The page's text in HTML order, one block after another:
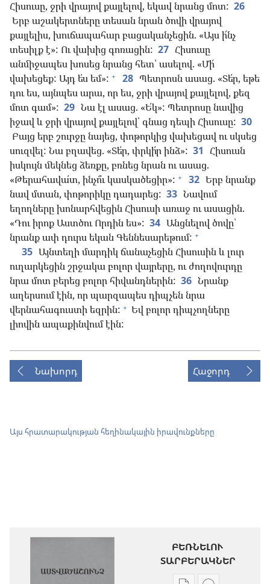
Հիսուսը, ջրի վրայով քայլելով, եկավ նրանց մոտ: 26
Երբ աշակերտները տեսան նրան ծովի վրայով
քայլելիս, խուճապահար բացականչեցին. «Այս ի՜նչ
տեսիլք է»: Ու վախից գոռացին: 27 Հիսուսը
անմիջապես խոսեց նրանց հետ՝ ասելով. «Մի՛
վախեցեք: Այդ ե՛ս եմ»: + 28 Պետրոսն ասաց. «Տե՛ր, եթե
դու ես, այնպես արա, որ ես, ջրի վրայով քայլելով, քեզ
մոտ գամ»: 29 Նա էլ ասաց. «Ե՛կ»: Պետրոսը նավից
իջավ և ջրի վրայով քայլելով՝ գնաց դեպի Հիսուսը: 30
Բայց երբ շուրջը նայեց, փոթորկից վախեցավ ու սկսեց
սուզվել: Նա բղավեց. «Տե՛ր, փրկի՛ր ինձ»: 31 Հիսուսն
իսկույն մեկնեց ձեռքը, բռնեց նրան ու ասաց.
«Թերահավա՛տ, ինչո՞ւ կասկածեցիր»: + 32 Երբ նրանք
նավ մտան, փոթորիկը դադարեց: 33 Նավում
եղողները խոնարհվեցին Հիսուսի առաջ ու ասացին.
«Դու իրոք Աստծու Որդին ես»: 34 Անցնելով ծովը՝
նրանք ափ դուրս եկան Գեննեսարեթում: +
35 Այնտեղի մարդիկ ճանաչեցին Հիսուսին և լուր
ուղարկեցին շրջակա բոլոր վայրերը, ու ժողովուրդը
նրա մոտ բերեց բոլոր հիվանդներին: 36 Նրանք
աղերսում էին, որ պարզապես դիպչեն նրա
վերնահագուստի եզրին: + Եվ բոլոր դիպչողները
լիովին ապաքինվում էին:
Նախորդ Հաջորդ
Այս հրատարակության հեղինակային իրավունքները
ԲԵՌՆԵԼՈՒ
ՏԱՐԲԵՐԱԿՆԵՐ